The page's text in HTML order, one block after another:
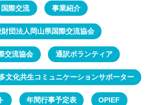
国際交流 事業紹介
財団法人岡山県国際交流協会
交流協会 通訳ボランティア
文化共生コミュニケーションサポーター
年間行事予定表 OPIEF